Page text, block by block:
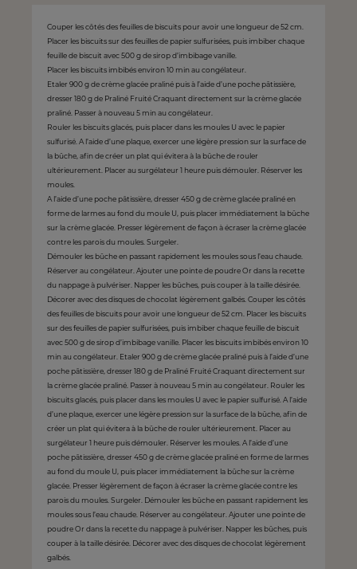
Couper les côtés des feuilles de biscuits pour avoir une longueur de 52 cm.
Placer les biscuits sur des feuilles de papier sulfurisées, puis imbiber chaque
feuille de biscuit avec 500 g de sirop d’imbibage vanille.
Placer les biscuits imbibés environ 10 min au congélateur.
Etaler 900 g de crème glacée praliné puis à l’aide d’une poche pâtissière,
dresser 180 g de Praliné Fruité Craquant directement sur la crème glacée
praliné. Passer à nouveau 5 min au congélateur.
Rouler les biscuits glacés, puis placer dans les moules U avec le papier
sulfurisé. A l’aide d’une plaque, exercer une légère pression sur la surface de
la bûche, afin de créer un plat qui évitera à la bûche de rouler
ultérieurement. Placer au surgélateur 1 heure puis démouler. Réserver les
moules.
A l’aide d’une poche pâtissière, dresser 450 g de crème glacée praliné en
forme de larmes au fond du moule U, puis placer immédiatement la bûche
sur la crème glacée. Presser légèrement de façon à écraser la crème glacée
contre les parois du moules. Surgeler.
Démouler les bûche en passant rapidement les moules sous l’eau chaude.
Réserver au congélateur. Ajouter une pointe de poudre Or dans la recette
du nappage à pulvériser. Napper les bûches, puis couper à la taille désirée.
Décorer avec des disques de chocolat légèrement galbés. Couper les côtés
des feuilles de biscuits pour avoir une longueur de 52 cm. Placer les biscuits
sur des feuilles de papier sulfurisées, puis imbiber chaque feuille de biscuit
avec 500 g de sirop d’imbibage vanille. Placer les biscuits imbibés environ 10
min au congélateur. Etaler 900 g de crème glacée praliné puis à l’aide d’une
poche pâtissière, dresser 180 g de Praliné Fruité Craquant directement sur
la crème glacée praliné. Passer à nouveau 5 min au congélateur. Rouler les
biscuits glacés, puis placer dans les moules U avec le papier sulfurisé. A l’aide
d’une plaque, exercer une légère pression sur la surface de la bûche, afin de
créer un plat qui évitera à la bûche de rouler ultérieurement. Placer au
surgélateur 1 heure puis démouler. Réserver les moules. A l’aide d’une
poche pâtissière, dresser 450 g de crème glacée praliné en forme de larmes
au fond du moule U, puis placer immédiatement la bûche sur la crème
glacée. Presser légèrement de façon à écraser la crème glacée contre les
parois du moules. Surgeler. Démouler les bûche en passant rapidement les
moules sous l’eau chaude. Réserver au congélateur. Ajouter une pointe de
poudre Or dans la recette du nappage à pulvériser. Napper les bûches, puis
couper à la taille désirée. Décorer avec des disques de chocolat légèrement
galbés.